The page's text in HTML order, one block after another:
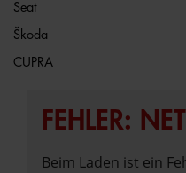
Seat
Škoda
CUPRA
FEHLER:
Beim Laden ist ein